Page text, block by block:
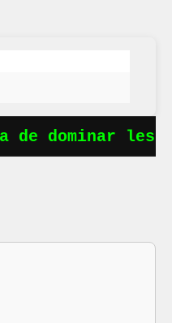
dominar les